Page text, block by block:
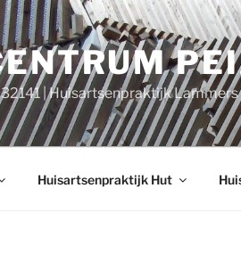
| Huisartsenpraktijk
Huisartsenpraktijk Hut